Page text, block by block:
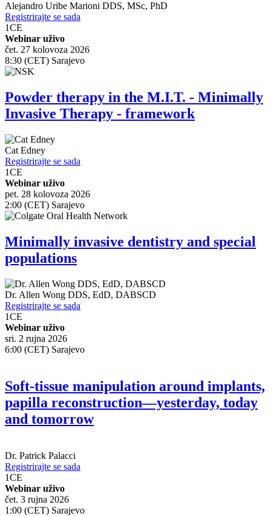
Alejandro Uribe Marioni DDS, MSc, PhD
Registrirajte se sada
1CE
Webinar uživo
čet. 27 kolovoza 2026
8:30 (CET) Sarajevo
Powder therapy in the M.I.T. - Minimally
Invasive Therapy - framework
Cat Edney
Registrirajte se sada
1CE
Webinar uživo
pet. 28 kolovoza 2026
2:00 (CET) Sarajevo
Minimally invasive dentistry and special
populations
Dr. Allen Wong DDS, EdD, DABSCD
Registrirajte se sada
1CE
Webinar uživo
sri. 2 rujna 2026
6:00 (CET) Sarajevo
Soft-tissue manipulation around implants,
papilla reconstruction—yesterday, today
and tomorrow
Dr. Patrick Palacci
Registrirajte se sada
1CE
Webinar uživo
čet. 3 rujna 2026
1:00 (CET) Sarajevo